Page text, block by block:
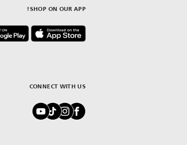
CONNECT WITH US
SHOP ON OUR APP!